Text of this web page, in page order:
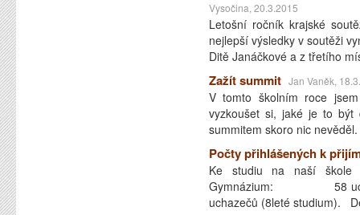
Vysočina, 20.3.2015
Letošní ročník krajské
nejlepší výsledky v soutěži
Ditě Janáčkové a z třetího
Zažít summit Jan Vaněk,
V tomto školním roce
vyzkoušet si, jaké je to být
summitem skoro nic
Počty přihlášených k
Ke studiu na naší škole
Gymnázium: 58
uchazečů (8leté studium).